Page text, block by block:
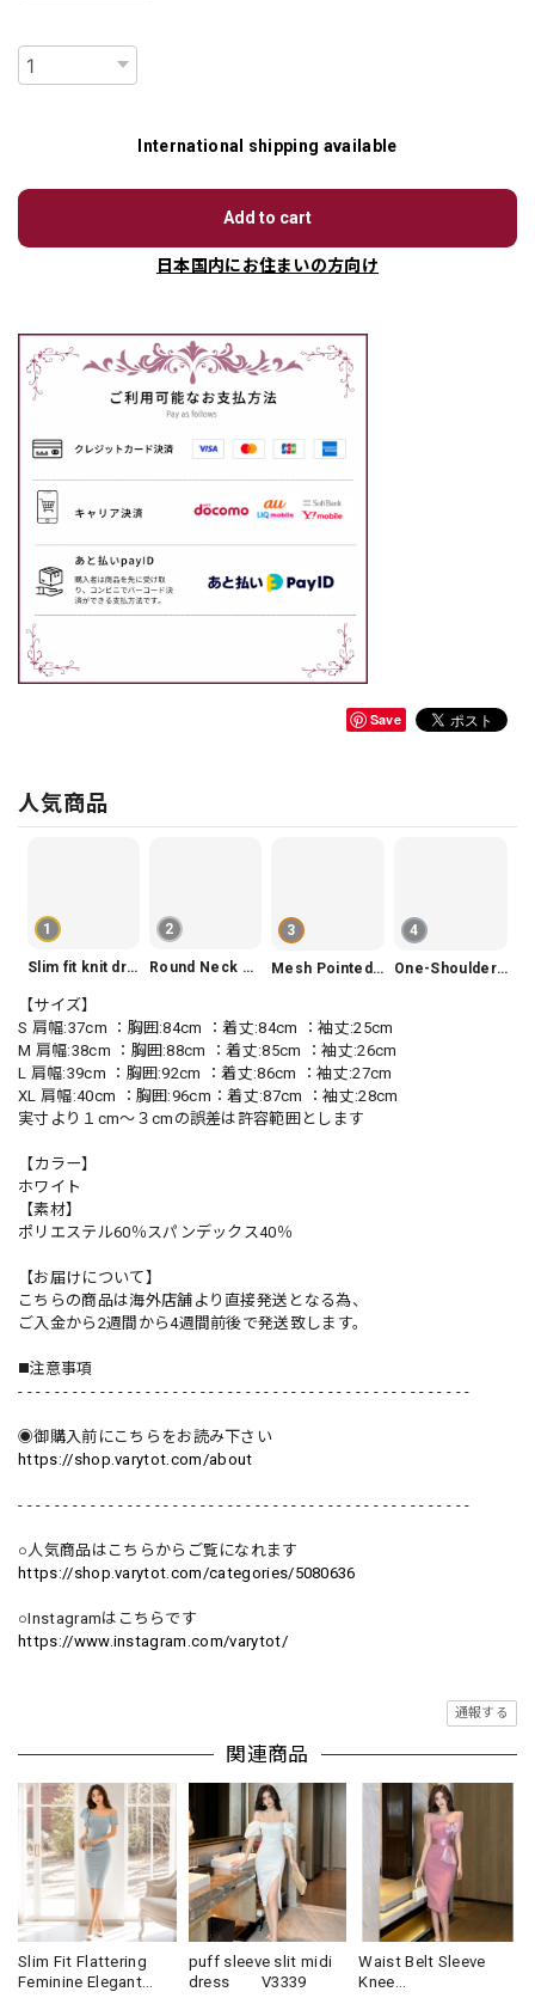
International shipping available
Add to cart
日本国内にお住まいの方向け
Save
人気商品
1
Slim fit knit dress(3color) V1330
2
Round Neck Tiered Sleeveless Dress V2290
3
Mesh Pointed Toe Pumps V165
4
One-Shoulder Slim-Fit Flattering Mermaid Skirt Dress V2295
【サイズ】
S 肩幅:37cm ：胸囲:84cm ：着丈:84cm ：袖丈:25cm
M 肩幅:38cm ：胸囲:88cm ：着丈:85cm ：袖丈:26cm
L 肩幅:39cm ：胸囲:92cm ：着丈:86cm ：袖丈:27cm
XL 肩幅:40cm ：胸囲:96cm：着丈:87cm ：袖丈:28cm
実寸より１cm〜３cmの誤差は許容範囲とします
【カラー】
ホワイト
【素材】
ポリエステル60％スパンデックス40％
【お届けについて】
こちらの商品は海外店舗より直接発送となる為、
ご入金から2週間から4週間前後で発送致します。
◼️注意事項
- - - - - - - - - - - - - - - - - - - - - - - - - - - - - - - - - - - - - - - - - - - - - - - - - -
◉御購入前にこちらをお読み下さい
https://shop.varytot.com/about
- - - - - - - - - - - - - - - - - - - - - - - - - - - - - - - - - - - - - - - - - - - - - - - - - -
○人気商品はこちらからご覧になれます
https://shop.varytot.com/categories/5080636
○Instagramはこちらです
https://www.instagram.com/varytot/
通報する
関連商品
Slim Fit Flattering
Feminine Elegant
puff sleeve slit midi
dress V3339
Waist Belt Sleeve
Knee